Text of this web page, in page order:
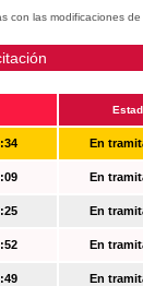
con las modificaciones
En
En
En
En
En